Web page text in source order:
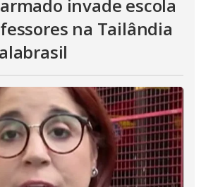
invade escola
na Tailândia